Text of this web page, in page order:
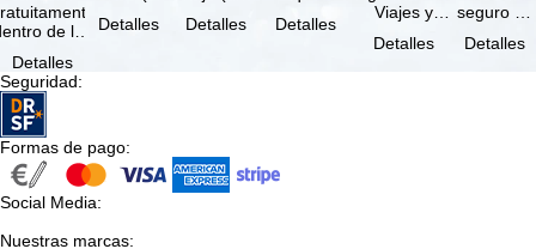
de los
a
reserva, …
Detalles
prestaciones
Detalles
ninguna de
Detalles
viaje
Detalles
Viajes y
más grande
Detalles
seguro de
de viaje
Detalles
Seguridad:
Formas de pago:
Social Media:
Nuestras marcas: